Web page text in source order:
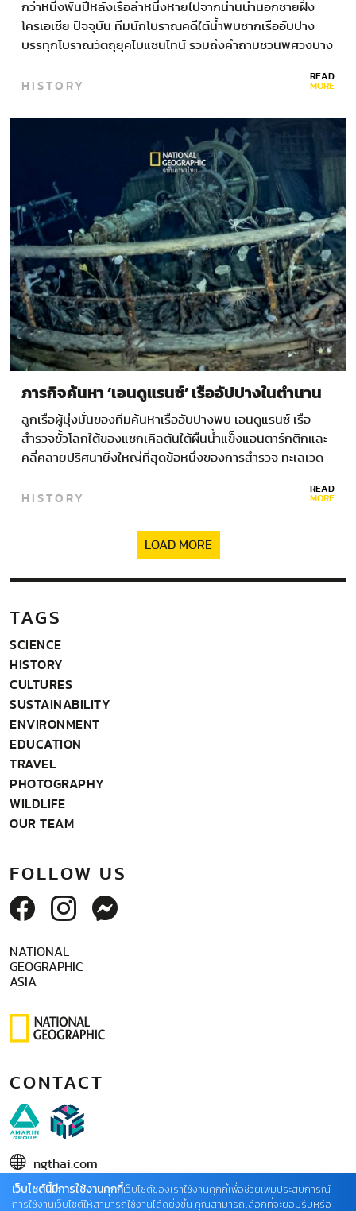
กว่าหนึ่งพันปีหลังเรือลำหนึ่งหายไปจากน่านน้ำนอกชายฝั่ง
โครเอเชีย ปัจจุบัน ทีมนักโบราณคดีใต้น้ำพบซากเรืออับปาง
บรรทุกโบราณวัตถุยุคไบแซนไทน์ รวมถึงคำถามชวนพิศวงบาง
ไป ท่ามกลางเศษไม้ผุพังของซากเรือโบราณ ของชิ้นแรกที่
HISTORY READ
MORE
ภารกิจค้นหา ‘เอนดูแรนซ์’ เรืออัปปางในตำนาน
ลูกเรือผู้มุ่งมั่นของทีมค้นหาเรืออับปางพบ เอนดูแรนซ์ เรือ
สำรวจขั้วโลกใต้ของแชกเคิลตันใต้ผืนน้ำแข็งแอนตาร์กติกและ
คลี่คลายปริศนายิ่งใหญ่ที่สุดข้อหนึ่งของการสำรวจ ทะเลเวด
HISTORY READ
MORE
LOAD MORE
TAGS
SCIENCE
HISTORY
CULTURES
SUSTAINABILITY
ENVIRONMENT
EDUCATION
TRAVEL
PHOTOGRAPHY
WILDLIFE
OUR TEAM
FOLLOW US
NATIONAL
GEOGRAPHIC
ASIA
CONTACT
ngthai.com
บริษัท เอเอ็มอี อิมเมจิเนทีฟ จำกัด
ในเครือ บริษัท อมรินทร์ คอร์เปอเรชั่นส์ จำกัด (มหาชน)
เว็บไซต์นี้มีการใช้งานคุกกี้เว็บไซต์ของเราใช้งานคุกกี้เพื่อช่วยเพิ่มประสบการณ์
การใช้งานเว็บไซต์ให้สามารถใช้งานได้ดียิ่งขึ้น คุณสามารถเลือกที่จะยอมรับหรือ